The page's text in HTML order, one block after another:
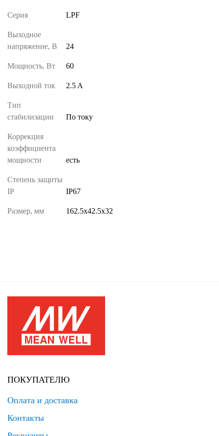
Серия LPF
Выходное
напряжение, В
24
Мощность, Вт 60
Выходной ток 2.5 A
Тип
стабилизации
По току
Коррекция
коэффициента
мощности
есть
Степень защиты
IP
IP67
Размер, мм 162.5х42.5х32
ПОКУПАТЕЛЮ
Оплата и доставка
Контакты